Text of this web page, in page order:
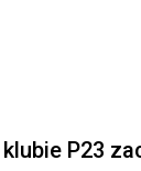
P23